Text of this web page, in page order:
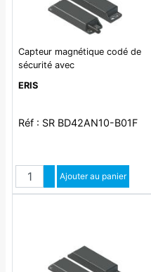
Capteur magnétique codé de
sécurité avec
ERIS
Réf : SR BD42AN10-B01F
QuantitéAugmenter quantité
Diminuer quantité
Ajouter au panier